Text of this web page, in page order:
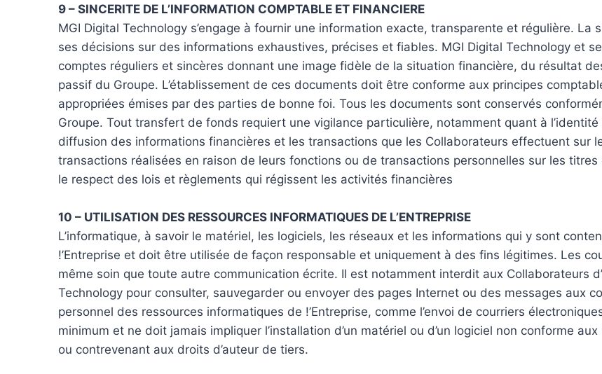
9 – SINCERITE DE L’INFORMATION COMPTABLE ET FINANCIERE
MGI Digital Technology s’engage à fournir une information exacte, transparente et régulière.
ses décisions sur des informations exhaustives, précises et fiables. MGI Digital Technology et
comptes réguliers et sincères donnant une image fidèle de la situation financière, du résultat
passif du Groupe. L’établissement de ces documents doit être conforme aux principes
appropriées émises par des parties de bonne foi. Tous les documents sont conservés
Groupe. Tout transfert de fonds requiert une vigilance particulière, notamment quant à
diffusion des informations financières et les transactions que les Collaborateurs effectuent sur
transactions réalisées en raison de leurs fonctions ou de transactions personnelles sur les titres
le respect des lois et règlements qui régissent les activités financières
10 – UTILISATION DES RESSOURCES INFORMATIQUES DE L’ENTREPRISE
L’informatique, à savoir le matériel, les logiciels, les réseaux et les informations qui y sont
!’Entreprise et doit être utilisée de façon responsable et uniquement à des fins légitimes. Les
même soin que toute autre communication écrite. Il est notamment interdit aux Collaborateurs
Technology pour consulter, sauvegarder ou envoyer des pages Internet ou des messages aux
personnel des ressources informatiques de !’Entreprise, comme l’envoi de courriers
minimum et ne doit jamais impliquer l’installation d’un matériel ou d’un logiciel non conforme
ou contrevenant aux droits d’auteur de tiers.